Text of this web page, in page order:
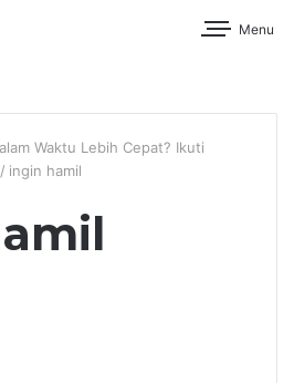
Menu
Waktu Lebih Cepat? Ikuti
/ ingin hamil